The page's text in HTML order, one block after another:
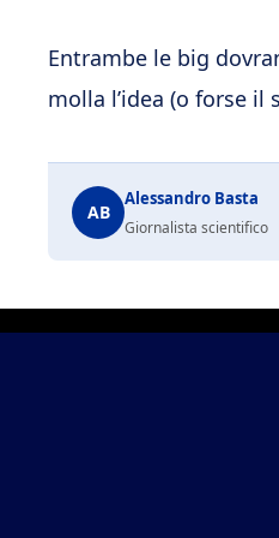
Entrambe le big
molla l’idea (o forse il
AB
Alessandro Basta
Giornalista scientifico